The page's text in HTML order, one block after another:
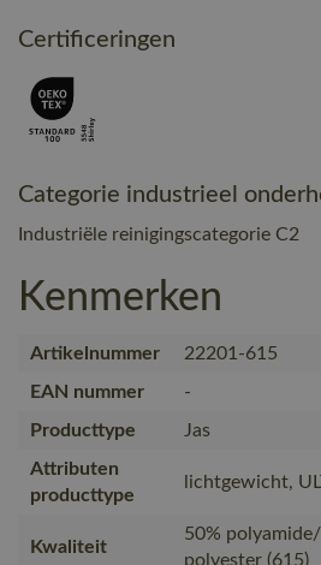
Certificeringen
Categorie industrieel
Industriële reinigingscategorie C2
Kenmerken
Artikelnummer
22201-615
EAN nummer
-
Producttype
Jas
Attributen
producttype
lichtgewicht,
Kwaliteit
50%
polyester (615)